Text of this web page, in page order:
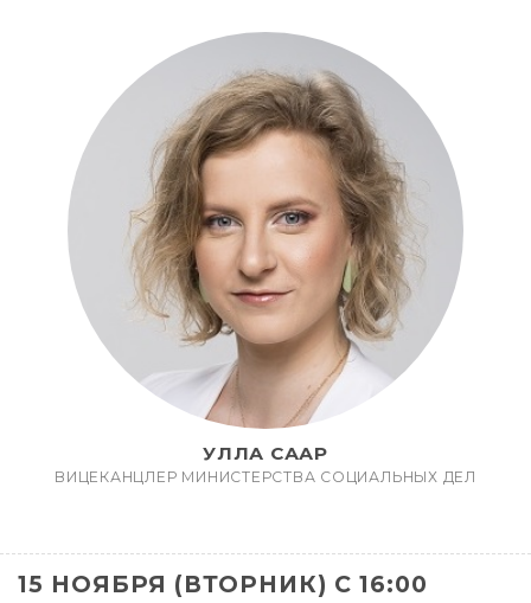
УЛЛА СААР
ВИЦЕКАНЦЛЕР МИНИСТЕРСТВА СОЦИАЛЬНЫХ ДЕЛ
15 НОЯБРЯ (ВТОРНИК) С 16:00